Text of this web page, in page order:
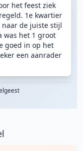
het feest ziek
1e kwartier
naar de juiste stijl
was het 1 groot
goed in op het
een aanrader